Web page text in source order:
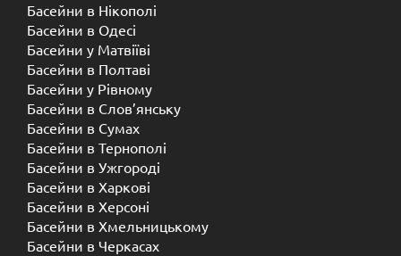
Басейни в Нікополі
Басейни в Одесі
Басейни у Матвіїві
Басейни в Полтаві
Басейни у ​​Рівному
Басейни в Слов’янську
Басейни в Сумах
Басейни в Тернополі
Басейни в Ужгороді
Басейни в Харкові
Басейни в Херсоні
Басейни в Хмельницькому
Басейни в Черкасах